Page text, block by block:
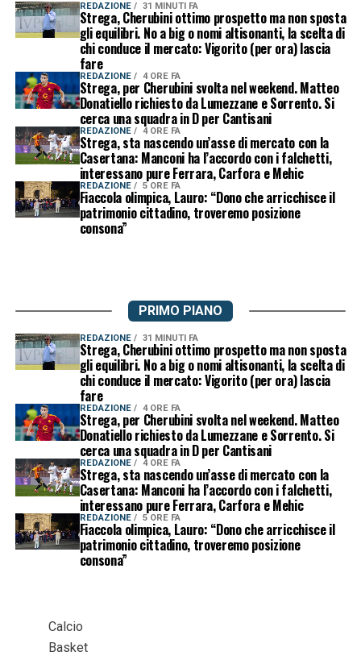
REDAZIONE 31 MINUTI FA
Strega, Cherubini ottimo prospetto ma non sposta
gli equilibri. No a big o nomi altisonanti, la scelta di
chi conduce il mercato: Vigorito (per ora) lascia
fare
REDAZIONE 4 ORE FA
Strega, per Cherubini svolta nel weekend. Matteo
Donatiello richiesto da Lumezzane e Sorrento. Si
cerca una squadra in D per Cantisani
REDAZIONE 4 ORE FA
Strega, sta nascendo un’asse di mercato con la
Casertana: Manconi ha l’accordo con i falchetti,
interessano pure Ferrara, Carfora e Mehic
REDAZIONE 5 ORE FA
Fiaccola olimpica, Lauro: “Dono che arricchisce il
patrimonio cittadino, troveremo posizione
consona”
PRIMO PIANO
REDAZIONE 31 MINUTI FA
Strega, Cherubini ottimo prospetto ma non sposta
gli equilibri. No a big o nomi altisonanti, la scelta di
chi conduce il mercato: Vigorito (per ora) lascia
fare
REDAZIONE 4 ORE FA
Strega, per Cherubini svolta nel weekend. Matteo
Donatiello richiesto da Lumezzane e Sorrento. Si
cerca una squadra in D per Cantisani
REDAZIONE 4 ORE FA
Strega, sta nascendo un’asse di mercato con la
Casertana: Manconi ha l’accordo con i falchetti,
interessano pure Ferrara, Carfora e Mehic
REDAZIONE 5 ORE FA
Fiaccola olimpica, Lauro: “Dono che arricchisce il
patrimonio cittadino, troveremo posizione
consona”
Calcio
Basket